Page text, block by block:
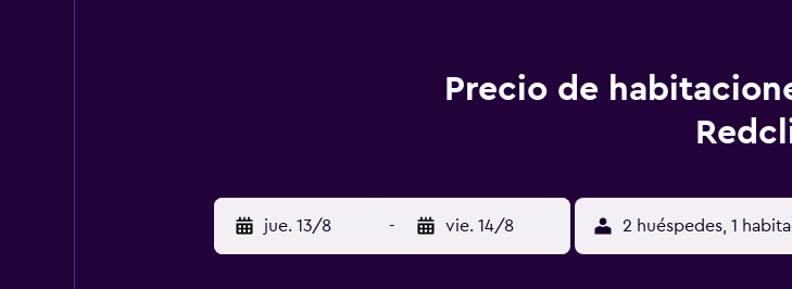
Precio de
jue. 13/8 - vie. 14/8 2 huéspedes, 1